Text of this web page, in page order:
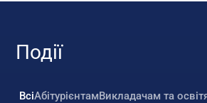
Події
ВсіАбітурієнтамВикладачам та